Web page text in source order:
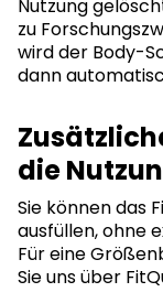
Nutzung
zu
wird der Body-
dann
die
Sie können das
ausfüllen, ohne
Für eine
Sie uns über